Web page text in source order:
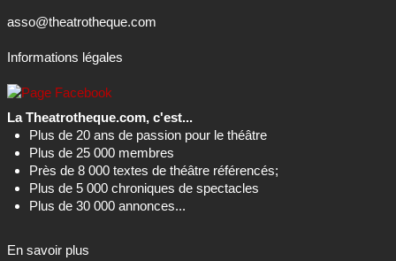
asso@theatrotheque.com
Informations légales
La Theatrotheque.com, c'est...
Plus de 20 ans de passion pour le théâtre
Plus de 25 000 membres
Près de 8 000 textes de théâtre référencés;
Plus de 5 000 chroniques de spectacles
Plus de 30 000 annonces...
En savoir plus